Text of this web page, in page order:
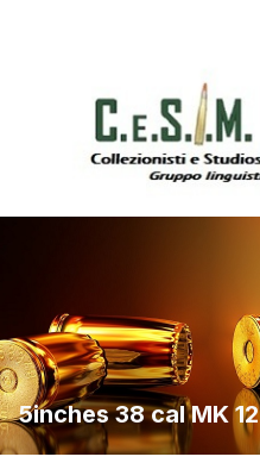
5inches 38 cal MK 12